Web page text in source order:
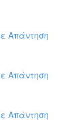
Απάντηση
Απάντηση
Απάντηση